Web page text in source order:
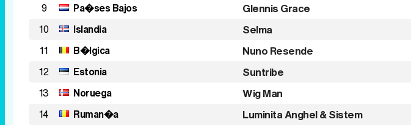
9 Pa�ses Bajos Glennis Grace
10 Islandia Selma
11 B�lgica Nuno Resende
12 Estonia Suntribe
13 Noruega Wig Man
14 Ruman�a Luminita Anghel & Sistem